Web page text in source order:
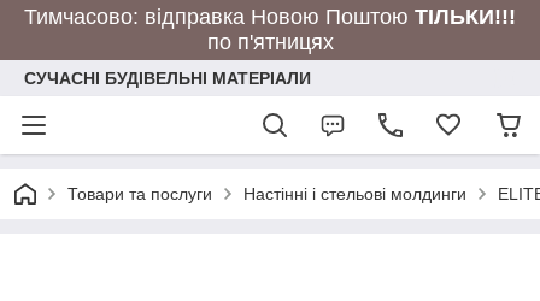
Тимчасово: відправка Новою Поштою ТІЛЬКИ!!!
по п'ятницях
СУЧАСНІ БУДІВЕЛЬНІ МАТЕРІАЛИ
Товари та послуги Настінні і стельові молдинги